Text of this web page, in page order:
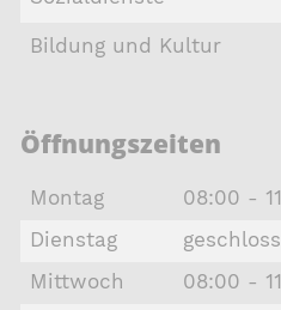
Bildung und Kultur
Öffnungszeiten
Montag 08:00 -
Dienstag
Mittwoch
08:00 -